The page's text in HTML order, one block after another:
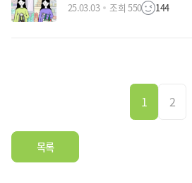
25.03.03 조회 550 144
1 2
목록